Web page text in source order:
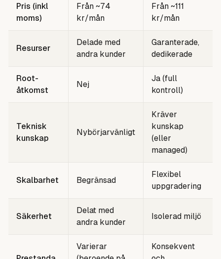
Pris (inkl
moms)
Från ~74
kr/mån
Från ~111
kr/mån
Resurser
Delade med
andra kunder
Garanterade,
dedikerade
Root-
åtkomst
Nej
Ja (full
kontroll)
Teknisk
kunskap
Nybörjarvänligt
Kräver
kunskap
(eller
managed)
Skalbarhet Begränsad
Flexibel
uppgradering
Säkerhet
Delat med
andra kunder
Isolerad miljö
Varierar
Konsekvent